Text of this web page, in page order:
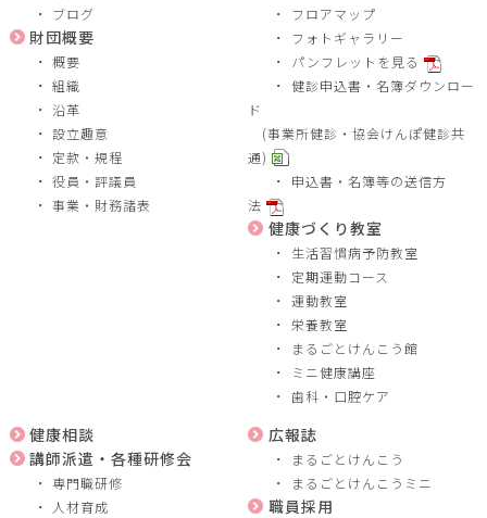
ブログ
財団概要
概要
組織
沿革
設立趣意
定款・規程
役員・評議員
事業・財務諸表
フロアマップ
フォトギャラリー
パンフレットを見る
健診申込書・名簿ダウンロー
ド
(事業所健診・協会けんぽ健診共
通)
申込書・名簿等の送信方
法
健康づくり教室
生活習慣病予防教室
定期運動コース
運動教室
栄養教室
まるごとけんこう館
ミニ健康講座
歯科・口腔ケア
健康相談
講師派遣・各種研修会
専門職研修
人材育成
広報誌
まるごとけんこう
まるごとけんこうミニ
職員採用